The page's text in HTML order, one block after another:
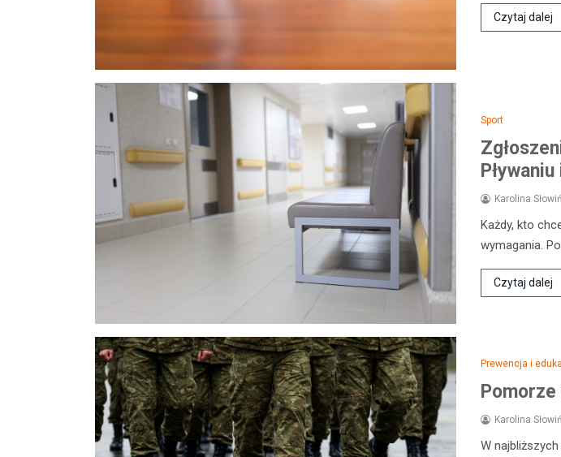
Czytaj dalej
Sport
Karolina
Każdy, kto
wymagania.
Czytaj dalej
Prewencja i
Pomorze
Karolina
W